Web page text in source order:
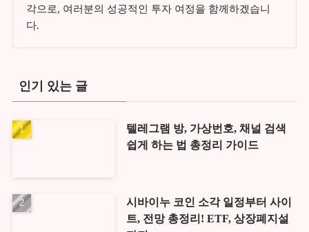
각으로, 여러분의 성공적인 투자 여정을 함께하겠습니
다.
인기 있는 글
텔레그램 방, 가상번호, 채널 검색
쉽게 하는 법 총정리 가이드
시바이누 코인 소각 일정부터 사이
트, 전망 총정리! ETF, 상장폐지설